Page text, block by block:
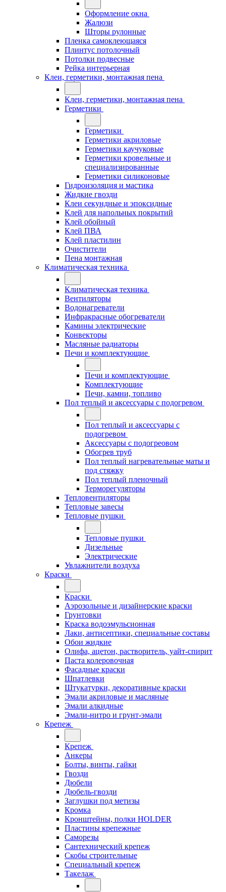
Оформление окна
Жалюзи
Шторы рулонные
Пленка самоклеющаяся
Плинтус потолочный
Потолки подвесные
Рейка интерьерная
Клеи, герметики, монтажная пена
Клеи, герметики, монтажная пена
Герметики
Герметики
Герметики акриловые
Герметики каучуковые
Герметики кровельные и
специализированные
Герметики силиконовые
Гидроизоляция и мастика
Жидкие гвозди
Клеи секундные и эпоксидные
Клей для напольных покрытий
Клей обойный
Клей ПВА
Клей пластилин
Очистители
Пена монтажная
Климатическая техника
Климатическая техника
Вентиляторы
Водонагреватели
Инфракрасные обогреватели
Камины электрические
Конвекторы
Масляные радиаторы
Печи и комплектующие
Печи и комплектующие
Комплектующие
Печи, камни, топливо
Пол теплый и аксессуары с подогревом
Пол теплый и аксессуары с
подогревом
Аксессуары с подогреовом
Обогрев труб
Пол теплый нагревательные маты и
под стяжку
Пол теплый пленочный
Терморегуляторы
Тепловентиляторы
Тепловые завесы
Тепловые пушки
Тепловые пушки
Дизельные
Электрические
Увлажнители воздуха
Краски
Краски
Аэрозольные и дизайнерские краски
Грунтовки
Краска водоэмульсионная
Лаки, антисептики, специальные составы
Обои жидкие
Олифа, ацетон, растворитель, уайт-спирит
Паста колеровочная
Фасадные краски
Шпатлевки
Штукатурки, декоративные краски
Эмали акриловые и масляные
Эмали алкидные
Эмали-нитро и грунт-эмали
Крепеж
Крепеж
Анкеры
Болты, винты, гайки
Гвозди
Дюбели
Дюбель-гвозди
Заглушки под метизы
Кромка
Кронштейны, полки НОLDER
Пластины крепежные
Саморезы
Сантехнический крепеж
Скобы строительные
Специальный крепеж
Такелаж